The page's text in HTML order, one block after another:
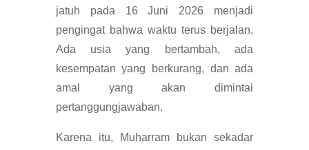
jatuh pada 16 Juni 2026 menjadi
pengingat bahwa waktu terus berjalan.
Ada usia yang bertambah, ada
kesempatan yang berkurang, dan ada
amal yang akan dimintai
pertanggungjawaban.
Karena itu, Muharram bukan sekadar